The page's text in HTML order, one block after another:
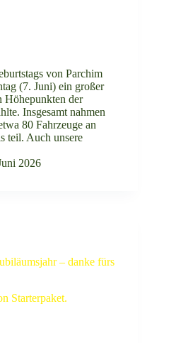
von Parchim
(7. Juni) ein großer
Höhepunkten der
Insgesamt nahmen
80 Fahrzeuge an
teil. Auch unsere
2026
– danke fürs